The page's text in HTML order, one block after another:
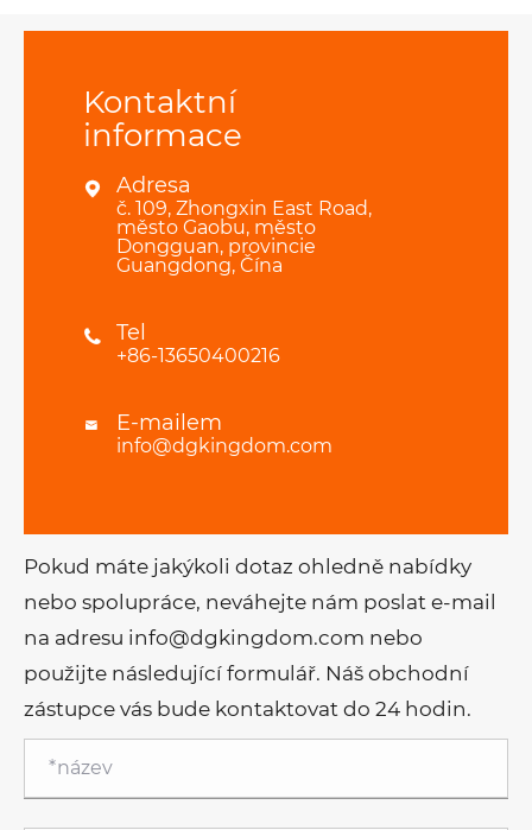
Kontaktní
informace
 Adresa
č. 109, Zhongxin East Road,
město Gaobu, město
Dongguan, provincie
Guangdong, Čína
 Tel
+86-13650400216
 E-mailem
info@dgkingdom.com
Pokud máte jakýkoli dotaz ohledně nabídky
nebo spolupráce, neváhejte nám poslat e-mail
na adresu info@dgkingdom.com nebo
použijte následující formulář. Náš obchodní
zástupce vás bude kontaktovat do 24 hodin.